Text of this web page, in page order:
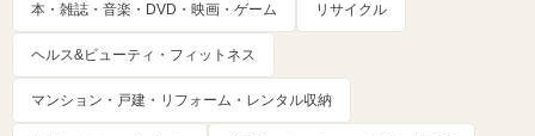
本・雑誌・音楽・DVD・映画・ゲーム リサイクル
ヘルス&ビューティ・フィットネス
マンション・戸建・リフォーム・レンタル収納